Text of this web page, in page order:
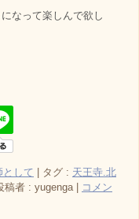
なって楽しんで欲し
として タグ : 天王寺.北
稿者 : yugenga
コメン